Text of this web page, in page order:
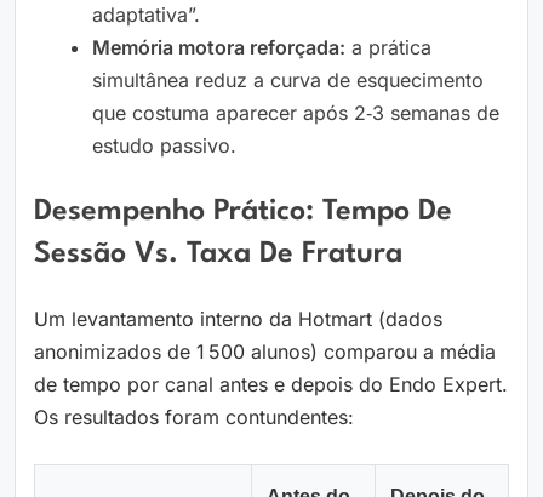
adaptativa”.
Memória motora reforçada: a prática
simultânea reduz a curva de esquecimento
que costuma aparecer após 2‑3 semanas de
estudo passivo.
Desempenho Prático: Tempo De
Sessão Vs. Taxa De Fratura
Um levantamento interno da Hotmart (dados
anonimizados de 1 500 alunos) comparou a média
de tempo por canal antes e depois do Endo Expert.
Os resultados foram contundentes: